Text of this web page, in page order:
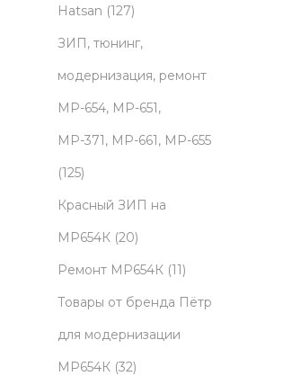
o
d
u
c
t
Hatsan 1271
2
7
p
r
d
u
c
t
s
ЗИП, тюнинг,
модернизация, ремонт
МР-654, МР-651,
МР-371, МР-661, МР-655
1251
2
5
p
r
o
d
Красный ЗИП на
МР654К 202
0
p
r
o
Ремонт МР654К 111
1
Товары от бренда Пётр
для модернизации
МР654К 323